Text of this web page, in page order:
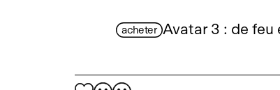
acheter Avatar 3 : de